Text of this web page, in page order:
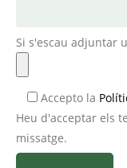
Si s'escau adjuntar
Accepto la
Heu d'acceptar els
missatge.